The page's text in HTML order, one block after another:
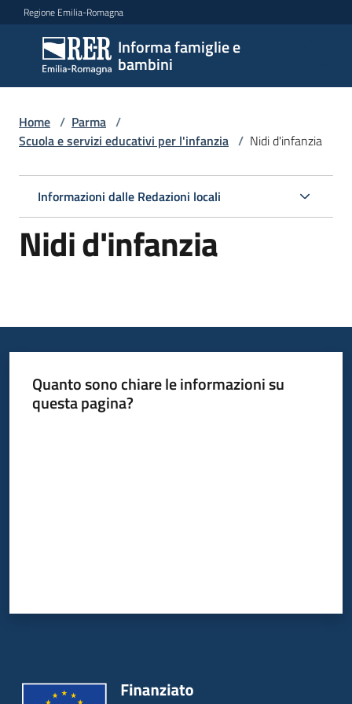
Vai al contenuto
Vai alla navigazione
Vai al footer
Regione Emilia-Romagna
Informa famiglie e
bambini
Informa
famiglie
e
bambini
Argomenti
Servizi
le
Informazioni
Home / Parma /
Scuola e servizi educativi per l'infanzia / Nidi d'infanzia
Informazioni dalle Redazioni locali
Nidi d'infanzia
Quanto sono chiare le informazioni su
questa pagina?